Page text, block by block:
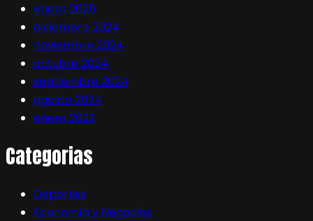
enero 2025
diciembre 2024
noviembre 2024
octubre 2024
septiembre 2024
agosto 2024
enero 2023
Categorias
Deportes
Economía y Negocios